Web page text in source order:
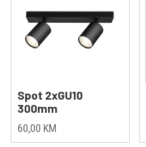
Spot 2xGU10
300mm
60,00 KM